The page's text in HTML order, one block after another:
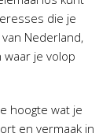
die je
Nederland,
je volop
hoogte wat je
en vermaak in